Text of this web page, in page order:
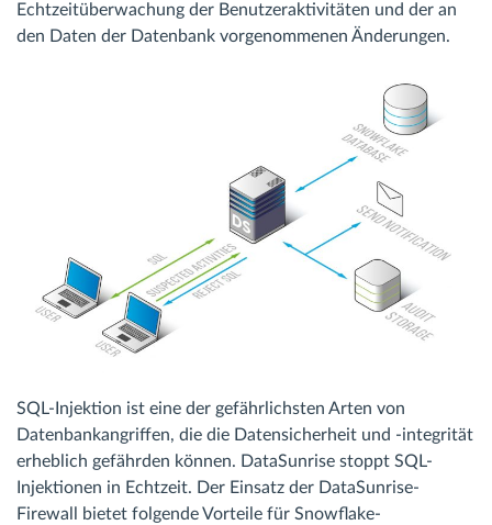
Echtzeitüberwachung der Benutzeraktivitäten und der an
den Daten der Datenbank vorgenommenen Änderungen.
SQL-Injektion ist eine der gefährlichsten Arten von
Datenbankangriffen, die die Datensicherheit und -integrität
erheblich gefährden können. DataSunrise stoppt SQL-
Injektionen in Echtzeit. Der Einsatz der DataSunrise-
Firewall bietet folgende Vorteile für Snowflake-